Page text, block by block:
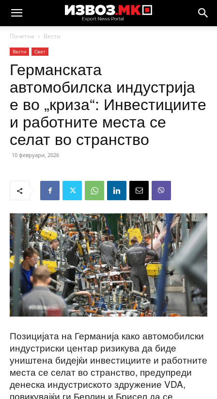
Почетна Вести
Вести Свет
Германската
автомобилска индустрија
е во „криза“: Инвестициите
и работните места се
селат во странство
10 февруари, 2026
Позицијата на Германија како автомобилски
индустриски центар ризикува да биде
уништена бидејќи инвестициите и работните
места се селат во странство, предупреди
денеска индустриското здружение VDA,
повикувајќи ги Берлин и Брисел да се